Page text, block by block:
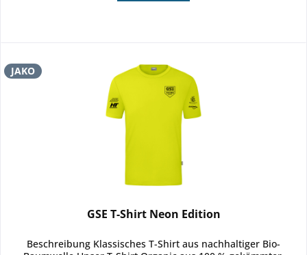
JAKO
GSE T-Shirt Neon Edition
Beschreibung Klassisches T-Shirt aus nachhaltiger Bio-